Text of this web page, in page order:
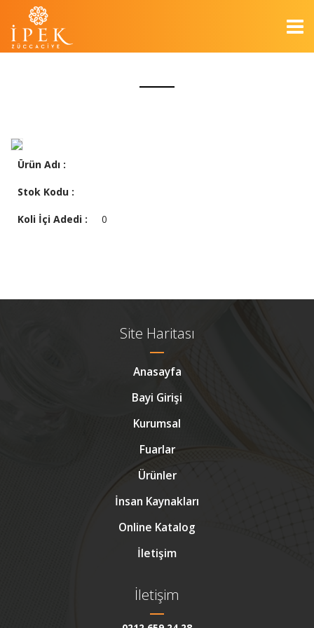
Ürün Adı :
Stok Kodu :
Koli İçi Adedi : 0
Site Haritası
Anasayfa
Bayi Girişi
Kurumsal
Fuarlar
Ürünler
İnsan Kaynakları
Online Katalog
İletişim
İletişim